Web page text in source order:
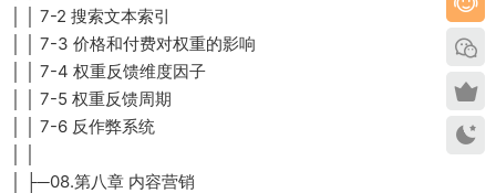
│ │ 7-2 搜索文本索引
│ │ 7-3 价格和付费对权重的影响
│ │ 7-4 权重反馈维度因子
│ │ 7-5 权重反馈周期
│ │ 7-6 反作弊系统
│ ├─08.第八章 内容营销